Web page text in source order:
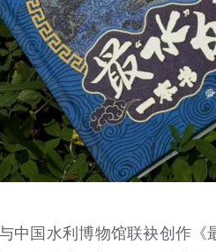
中国水利博物馆联袂创作